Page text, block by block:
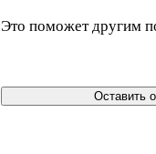
Это поможет другим
Оставить